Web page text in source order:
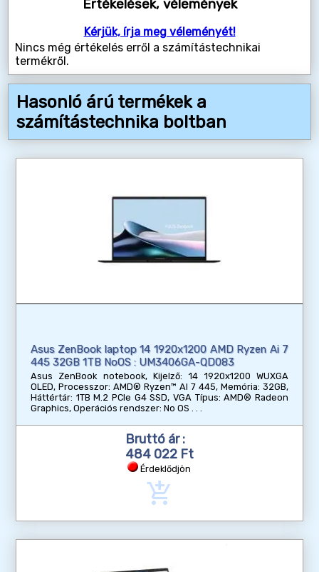
Értékelések, vélemények
Kérjük, írja meg véleményét!
Nincs még értékelés erről a számítástechnikai
termékről.
Hasonló árú termékek a
számítástechnika boltban
Asus ZenBook laptop 14 1920x1200 AMD Ryzen Ai 7
445 32GB 1TB NoOS : UM3406GA-QD083
Asus ZenBook notebook, Kijelző: 14 1920x1200 WUXGA
OLED, Processzor: AMD® Ryzen™ AI 7 445, Memória: 32GB,
Háttértár: 1TB M.2 PCIe G4 SSD, VGA Típus: AMD® Radeon
Graphics, Operációs rendszer: No OS
Bruttó ár :
484 022 Ft
Érdeklődjön
add_shopping_cart